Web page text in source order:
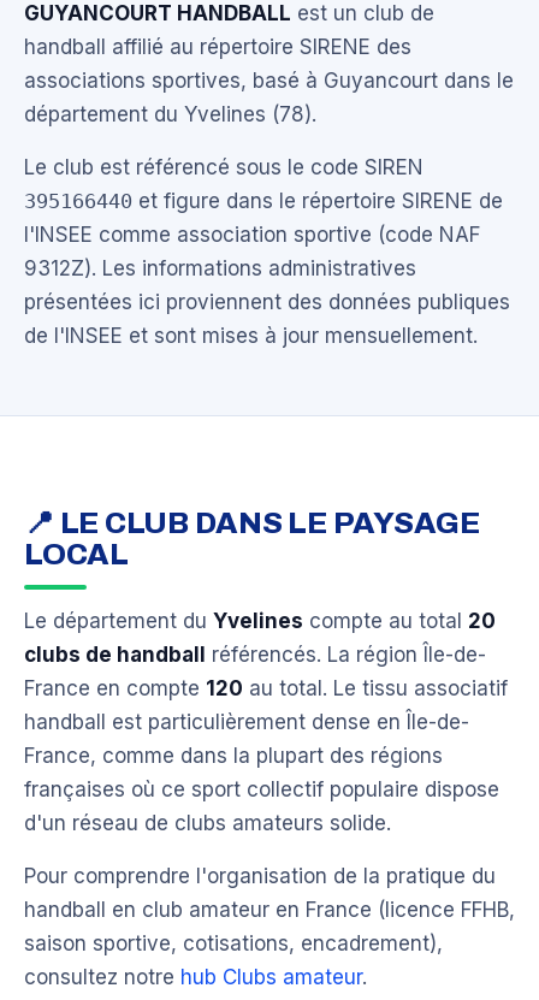
GUYANCOURT HANDBALL est un club de
handball affilié au répertoire SIRENE des
associations sportives, basé à Guyancourt dans le
département du Yvelines (78).
Le club est référencé sous le code SIREN
395166440 et figure dans le répertoire SIRENE de
l'INSEE comme association sportive (code NAF
9312Z). Les informations administratives
présentées ici proviennent des données publiques
de l'INSEE et sont mises à jour mensuellement.
📍 LE CLUB DANS LE PAYSAGE
LOCAL
Le département du Yvelines compte au total 20
clubs de handball
référencés. La région Île-de-
France en compte 120 au total. Le tissu associatif
handball est particulièrement dense en Île-de-
France, comme dans la plupart des régions
françaises où ce sport collectif populaire dispose
d'un réseau de clubs amateurs solide.
Pour comprendre l'organisation de la pratique du
handball en club amateur en France (licence FFHB,
saison sportive, cotisations, encadrement),
consultez notre hub Clubs amateur.